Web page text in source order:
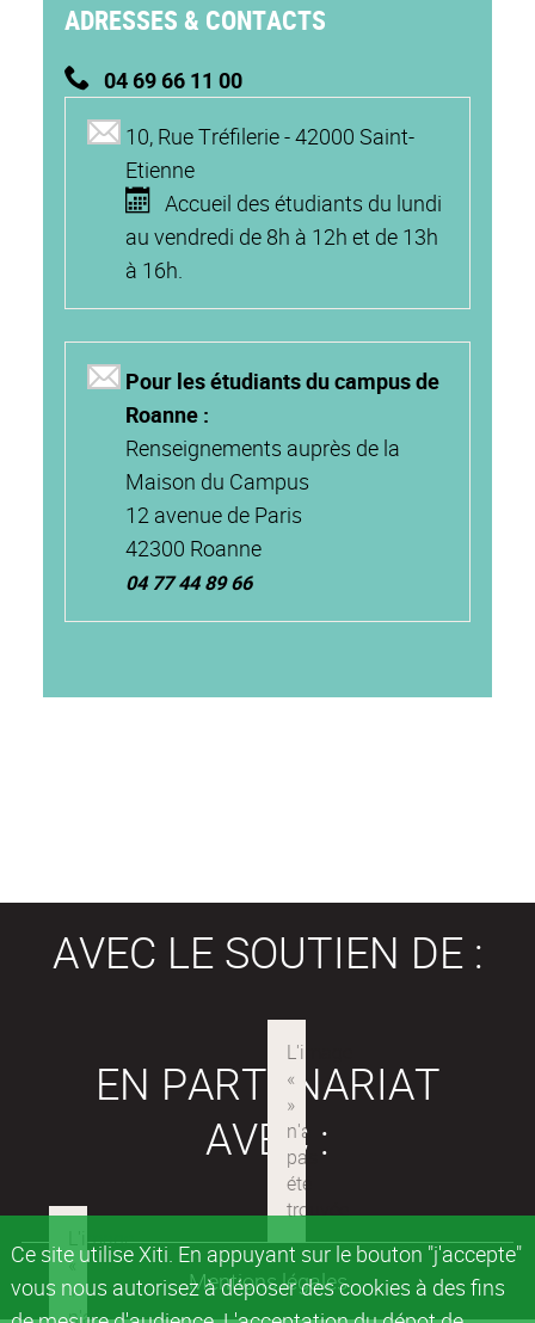
Ce site utilise Xiti. En appuyant sur le bouton "j'accepte"
vous nous autorisez à déposer des cookies à des fins
ADRESSES & CONTACTS
04 69 66 11 00
10, Rue Tréfilerie - 42000 Saint-
Etienne
Accueil des étudiants du lundi
au vendredi de 8h à 12h et de 13h
à 16h.
Pour les étudiants du campus de
Roanne :
Renseignements auprès de la
Maison du Campus
12 avenue de Paris
42300 Roanne
04 77 44 89 66
AVEC LE SOUTIEN DE :
EN PARTENARIAT
AVEC :
Mentions légales